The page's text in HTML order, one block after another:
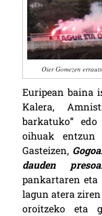
Oier Gomezen
Euripean baina
Kalera,
barkatuko” edo
oihuak entzun
Gasteizen,
dauden
pankartaren
lagun atera
oroitzeko eta